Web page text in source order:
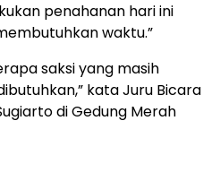
penahanan hari ini
waktu.”
saksi yang masih
kata Juru Bicara
di Gedung Merah